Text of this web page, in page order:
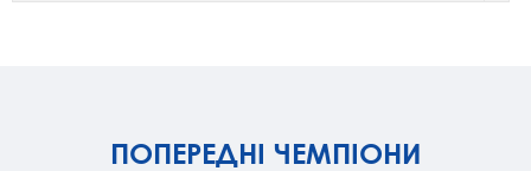
ПОПЕРЕДНІ ЧЕМПІОНИ